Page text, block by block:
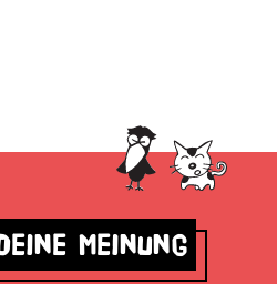
Meinung